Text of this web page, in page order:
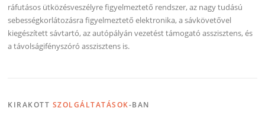
ráfutásos ütközésveszélyre figyelmeztető rendszer, az nagy tudású
sebességkorlátozásra figyelmeztető elektronika, a sávkövetővel
kiegészített sávtartó, az autópályán vezetést támogató asszisztens, és
a távolságifényszóró asszisztens is.
KIRAKOTT SZOLGÁLTATÁSOK-BAN